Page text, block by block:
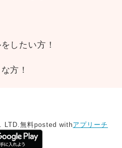
したい方！
方！
LTD. 無料posted withアプリーチ